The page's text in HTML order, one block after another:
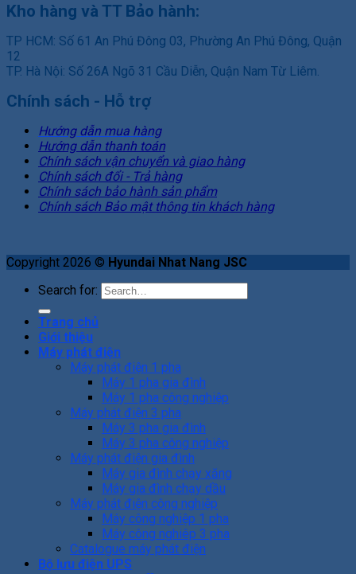
Kho hàng và TT Bảo hành:
TP HCM: Số 61 An Phú Đông 03, Phường An Phú Đông, Quận
12
TP. Hà Nội: Số 26A Ngõ 31 Cầu Diễn, Quận Nam Từ Liêm.
Chính sách - Hỗ trợ
Hướng dẫn mua hàng
Hướng dẫn thanh toán
Chính sách vận chuyển và giao hàng
Chính sách đổi - Trả hàng
Chính sách bảo hành sản phẩm
Chính sách Bảo mật thông tin khách hàng
Copyright 2026 © Hyundai Nhat Nang JSC
Search for:
Trang chủ
Giới thiệu
Máy phát điện
Máy phát điện 1 pha
Máy 1 pha gia đình
Máy 1 pha công nghiệp
Máy phát điện 3 pha
Máy 3 pha gia đình
Máy 3 pha công nghiệp
Máy phát điện gia đình
Máy gia đình chạy xăng
Máy gia đình chạy dầu
Máy phát điện công nghiệp
Máy công nghiệp 1 pha
Máy công nghiêp 3 pha
Catalogue máy phát điện
Bộ lưu điện UPS